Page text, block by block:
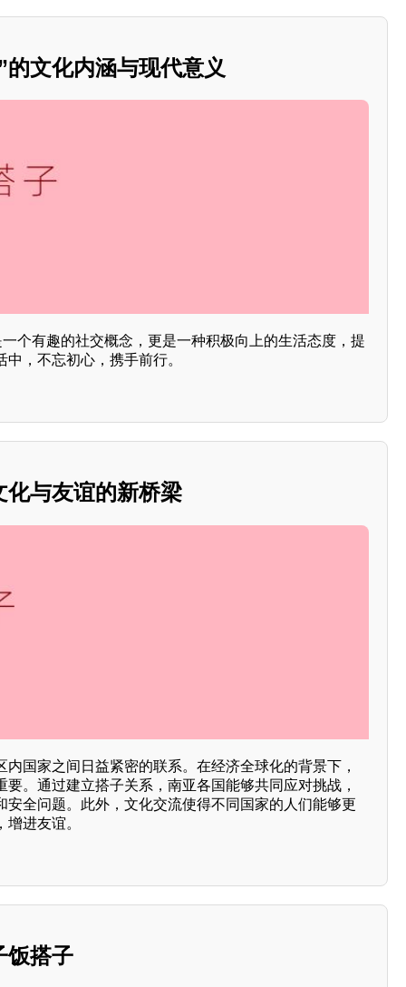
文化内涵与现代意义
一个有趣的社交概念，更是一种积极向上的生活态度，提
，不忘初心，携手前行。
与友谊的新桥梁
国家之间日益紧密的联系。在经济全球化的背景下，
。通过建立搭子关系，南亚各国能够共同应对挑战，
安全问题。此外，文化交流使得不同国家的人们能够更
进友谊。
饭搭子